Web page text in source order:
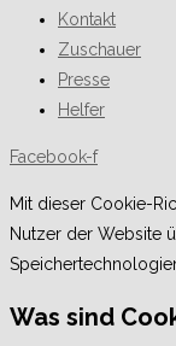
Kontakt
Zuschauer
Presse
Helfer
Facebook-f
Mit dieser Cookie-
Nutzer der Website
Was sind